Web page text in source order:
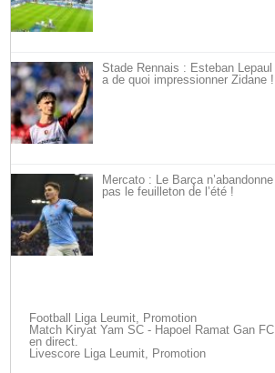
Stade Rennais : Esteban Lepaul
a de quoi impressionner Zidane !
Mercato : Le Barça n’abandonne
pas le feuilleton de l’été !
Football Liga Leumit, Promotion
Match Kiryat Yam SC - Hapoel Ramat Gan FC
en direct.
Livescore Liga Leumit, Promotion